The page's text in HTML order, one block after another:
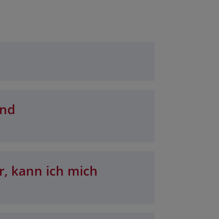
kann ich mich